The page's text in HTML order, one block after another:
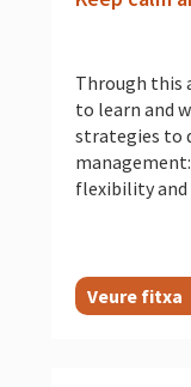
Through this
to learn and
strategies to
flexibility and
Veure fitxa